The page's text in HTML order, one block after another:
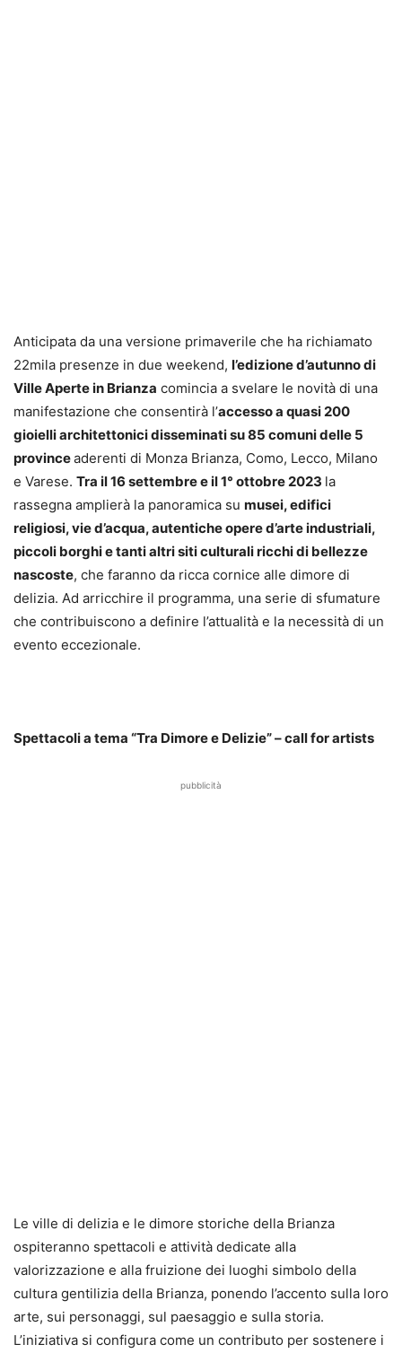
Anticipata da una versione primaverile che ha richiamato
22mila presenze in due weekend, l’edizione d’autunno di
Ville Aperte in Brianza comincia a svelare le novità di una
manifestazione che consentirà l’accesso a quasi 200
gioielli architettonici disseminati su 85 comuni delle 5
provinceaderenti di Monza Brianza, Como, Lecco, Milano
e Varese. Tra il 16 settembre e il 1° ottobre 2023 la
rassegna amplierà la panoramica su musei, edifici
religiosi, vie d’acqua, autentiche opere d’arte industriali,
piccoli borghi e tanti altri siti culturali ricchi di bellezze
nascoste, che faranno da ricca cornice alle dimore di
delizia. Ad arricchire il programma, una serie di sfumature
che contribuiscono a definire l’attualità e la necessità di un
evento eccezionale.
Spettacoli a tema “Tra Dimore e Delizie” – call for artists
pubblicità
Le ville di delizia e le dimore storiche della Brianza
ospiteranno spettacoli e attività dedicate alla
valorizzazione e alla fruizione dei luoghi simbolo della
cultura gentilizia della Brianza, ponendo l’accento sulla loro
arte, sui personaggi, sul paesaggio e sulla storia.
L’iniziativa si configura come un contributo per sostenere i